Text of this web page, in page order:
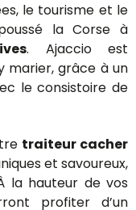
le tourisme et le
la Corse à
. Ajaccio est
marier, grâce à un
le consistoire de
traiteur cacher
et savoureux,
la hauteur de vos
profiter d’un